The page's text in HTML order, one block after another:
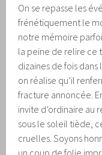
On se repasse les
frénétiquement le
notre mémoire
la peine de relire ce
dizaines de fois
on réalise qu’il
fracture annoncée.
invite d’ordinaire au
sous le soleil tiède,
cruelles. Soyons
un coup de folie